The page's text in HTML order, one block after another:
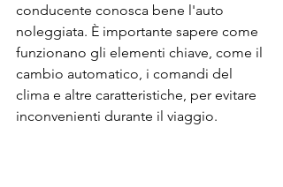
conducente conosca bene l'auto
noleggiata. È importante sapere come
funzionano gli elementi chiave, come il
cambio automatico, i comandi del
clima e altre caratteristiche, per evitare
inconvenienti durante il viaggio.